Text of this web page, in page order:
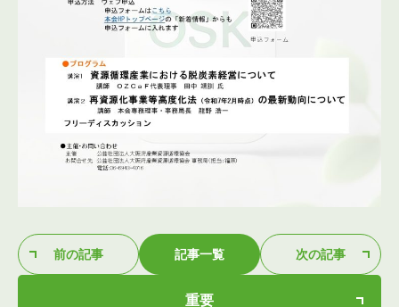
前の記事 記事一覧 次の記事
重要